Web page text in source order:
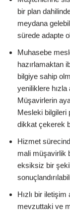
bir plan
meydana
sürede adapte
Muhasebe
hazırlamaktan
bilgiye sahip
yeniliklere
Müşavirlerin
Mesleki bilgileri
dikkat çekerek
Hizmet
mali müşavirlik
eksiksiz bir
Hızlı bir
mevzuttaki ve